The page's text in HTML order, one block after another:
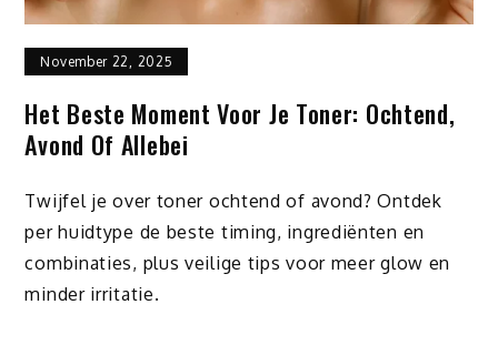
November 22, 2025
Het Beste Moment Voor Je Toner: Ochtend,
Avond Of Allebei
Twijfel je over toner ochtend of avond? Ontdek
per huidtype de beste timing, ingrediënten en
combinaties, plus veilige tips voor meer glow en
minder irritatie.